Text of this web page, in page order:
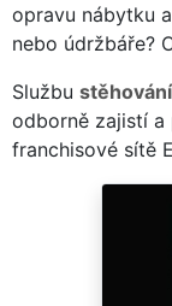
opravu nábytku
nebo údržbáře?
Službu
odborně zajistí a
franchisové sítě